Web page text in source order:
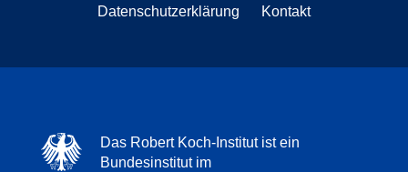
Datenschutzerklärung
Kontakt
Das Robert Koch-Institut ist ein
Bundesinstitut im